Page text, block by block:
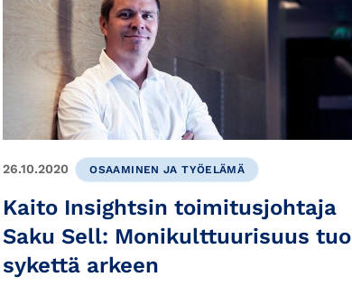
26.10.2020 OSAAMINEN JA TYÖELÄMÄ
Kaito Insightsin toimitusjohtaja
Saku Sell: Monikulttuurisuus tuo
sykettä arkeen